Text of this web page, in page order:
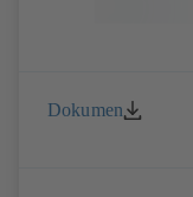
Dokumen